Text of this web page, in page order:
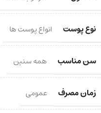
نوع پوست انواع پوست ها
سن مناسب همه سنین
زمان مصرف عمومی